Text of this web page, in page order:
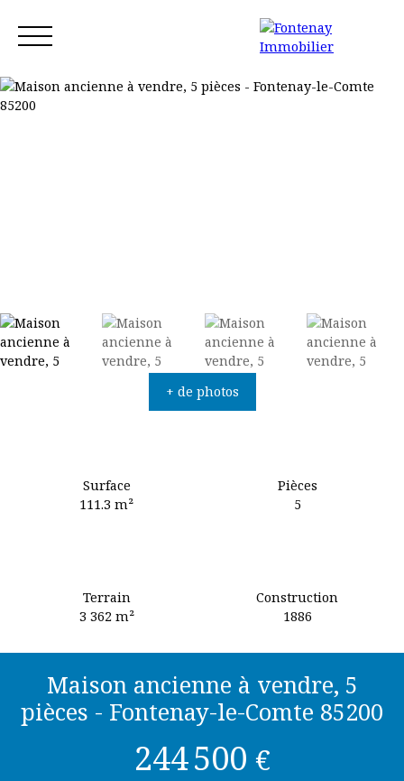
+ de photos
Surface
111.3m²
Pièces
5
Terrain
3 362 m²
Construction
1886
Maison ancienne à vendre, 5
pièces - Fontenay-le-Comte 85200
244 500 €